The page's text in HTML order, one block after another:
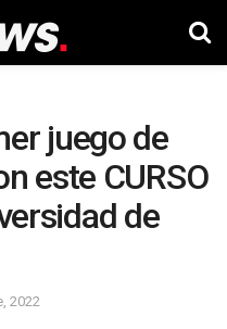
juego de
este CURSO
de
2022